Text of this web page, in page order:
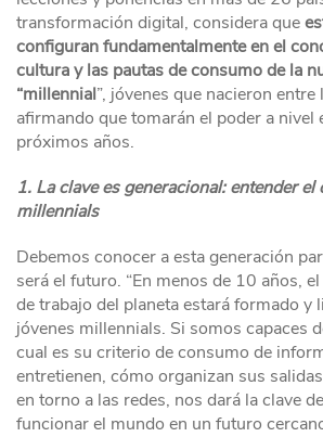
transformación digital, considera que
configuran fundamentalmente en el
cultura y las pautas de consumo de la
“millennial”, jóvenes que nacieron
afirmando que tomarán el poder a nivel
próximos años.
1. La clave es generacional: entender
millennials
Debemos conocer a esta generación
será el futuro. “En menos de 10 años,
de trabajo del planeta estará formado y
jóvenes millennials. Si somos capaces
cual es su criterio de consumo de
entretienen, cómo organizan sus
en torno a las redes, nos dará la clave
funcionar el mundo en un futuro